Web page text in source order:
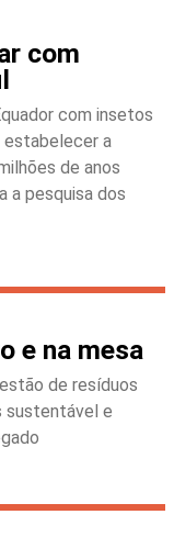
com
com insetos
estabelecer a
de anos
a pesquisa dos
e na mesa
de resíduos
sustentável e